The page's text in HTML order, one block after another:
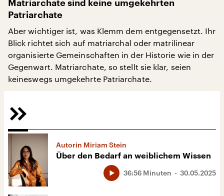
Matriarchate sind keine umgekehrten
Patriarchate
Aber wichtiger ist, was Klemm dem entgegensetzt. Ihr
Blick richtet sich auf matriarchal oder matrilinear
organisierte Gemeinschaften in der Historie wie in der
Gegenwart. Matriarchate, so stellt sie klar, seien
keineswegs umgekehrte Patriarchate.
Autorin Miriam Stein
Über den Bedarf an weiblichem Wissen
30.05.2025
36:56 Minuten